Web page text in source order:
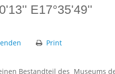
E17°35'49''
Print
Bestandteil des Museums